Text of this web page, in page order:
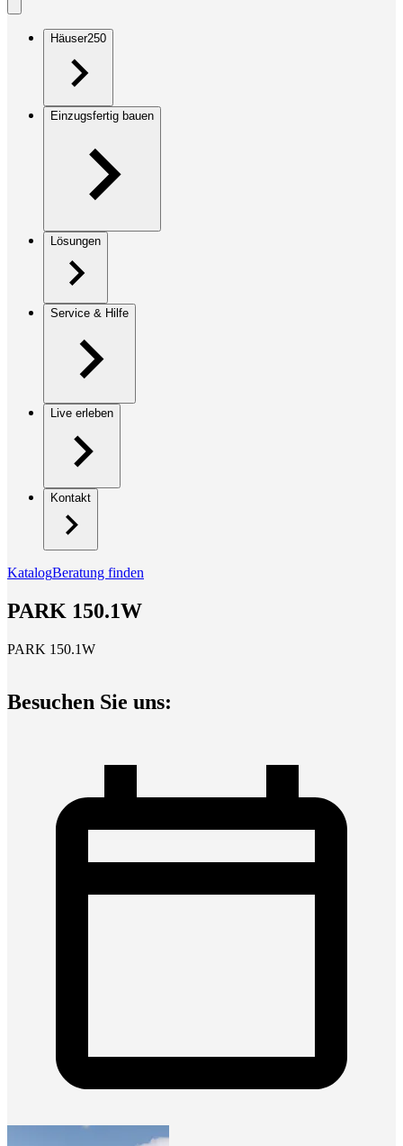
Häuser250
Einzugsfertig bauen
Lösungen
Service & Hilfe
Live erleben
Kontakt
KatalogBeratung finden
PARK 150.1W
PARK 150.1W
Besuchen Sie uns: